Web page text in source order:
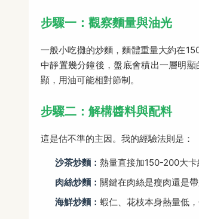
步驟一：觀察麵量與油光
一般小吃攤的炒麵，麵體重量大約在
中靜置幾分鐘後，盤底會積出一層明
顯，用油可能相對節制。
步驟二：解構醬料與配料
這是估不準的主因。我的經驗法則是：
沙茶炒麵： 熱量直接加150-200大卡
肉絲炒麵： 關鍵在肉絲是瘦肉還是
海鮮炒麵： 蝦仁、花枝本身熱量低